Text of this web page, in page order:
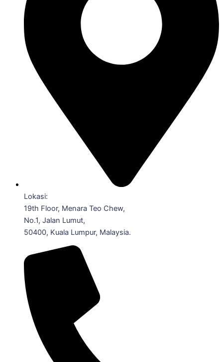
Lokasi:
19th Floor, Menara Teo Chew,
No.1, Jalan Lumut,
50400, Kuala Lumpur, Malaysia.